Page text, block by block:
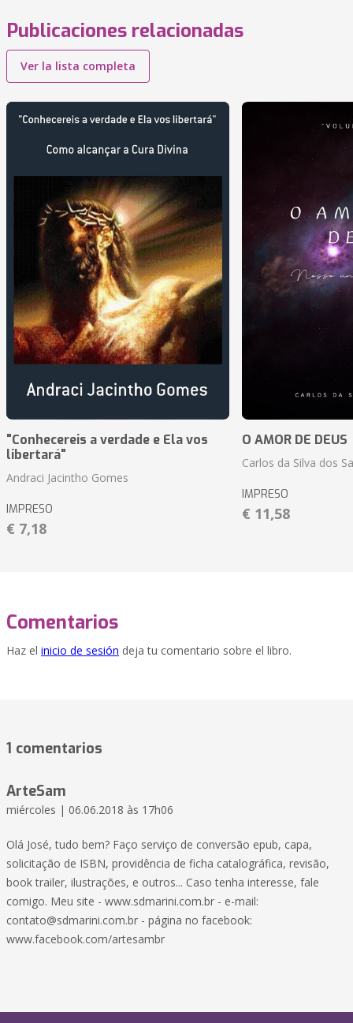
Publicaciones relacionadas
Ver la lista completa
"Conhecereis a verdade e Ela vos
libertará"
Andraci Jacintho Gomes
IMPRESO
€ 7,18
O AMOR DE DEUS
Carlos da Silva dos
IMPRESO
€ 11,58
Comentarios
Haz el inicio de sesión deja tu comentario sobre el libro.
1 comentarios
ArteSam
miércoles | 06.06.2018 às 17h06
Olá José, tudo bem? Faço serviço de conversão epub, capa,
solicitação de ISBN, providência de ficha catalográfica, revisão,
book trailer, ilustrações, e outros... Caso tenha interesse, fale
comigo. Meu site - www.sdmarini.com.br - e-mail:
contato@sdmarini.com.br - página no facebook:
www.facebook.com/artesambr